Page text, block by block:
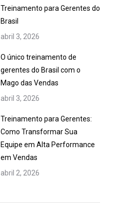
Treinamento para Gerentes do
Brasil
abril 3, 2026
O único treinamento de
gerentes do Brasil com o
Mago das Vendas
abril 3, 2026
Treinamento para Gerentes:
Como Transformar Sua
Equipe em Alta Performance
em Vendas
abril 2, 2026